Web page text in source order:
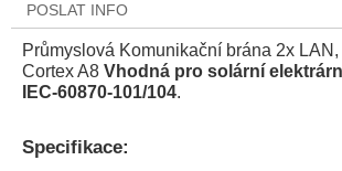
POSLAT INFO
Průmyslová Komunikační brána 2x LAN,
Cortex A8 Vhodná pro solární
IEC-60870-101/104.
Specifikace: